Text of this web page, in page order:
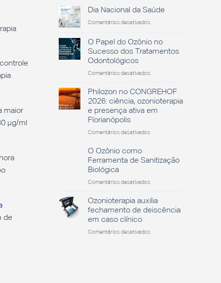
maior
µg/ml
de
Dia Nacional da Saúde
Comentários desativadosem
Saúde
O Papel do Ozônio no
Sucesso dos Tratamentos
Odontológicos
Comentários desativadosem
Papel
do
no
dos
Philozon no CONGREHOF
2026: ciência, ozonioterapia
e presença ativa em
Florianópolis
Comentários desativadosem
CONGREHOF
ozonioterapia
presença
ativa
O Ozônio como
Ferramenta de Sanitização
Biológica
Comentários desativadosem
Ozônio
como
Sanitização
Ozonioterapia auxilia
fechamento de deiscência
em caso clínico
Comentários desativadosem